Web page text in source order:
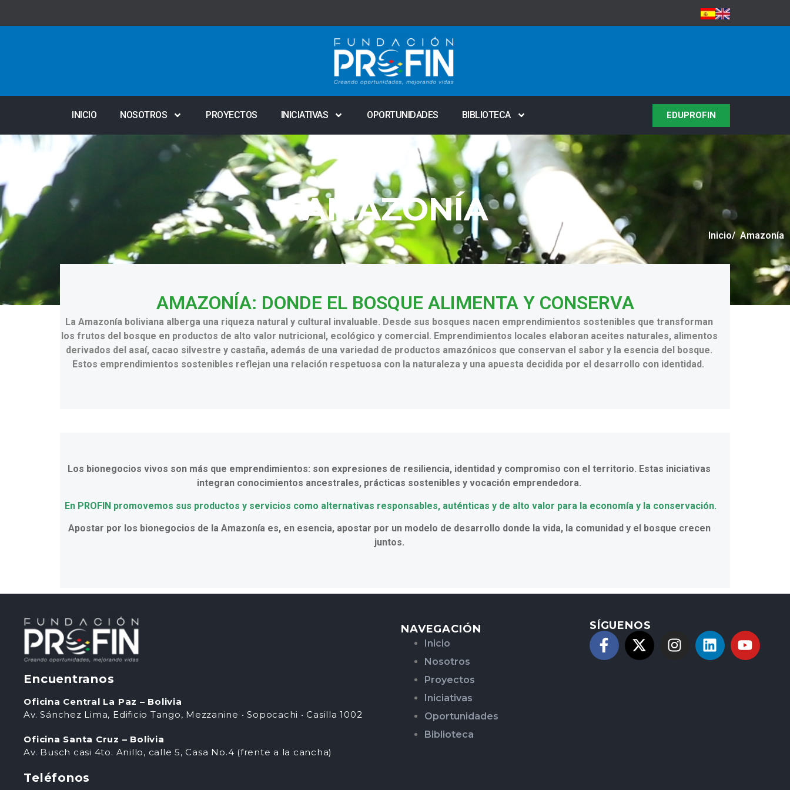
INICIO NOSOTROS PROYECTOS INICIATIVAS OPORTUNIDADES BIBLIOTECA EDUPROFIN
AMAZONÍA
/ Amazonía
Inicio
AMAZONÍA: DONDE EL BOSQUE ALIMENTA Y CONSERVA
La Amazonía boliviana alberga una riqueza natural y cultural invaluable. Desde sus bosques nacen emprendimientos sostenibles que transforman
los frutos del bosque en productos de alto valor nutricional, ecológico y comercial. Emprendimientos locales elaboran aceites naturales, alimentos
derivados del asaí, cacao silvestre y castaña, además de una variedad de productos amazónicos que conservan el sabor y la esencia del bosque.
Estos emprendimientos sostenibles reflejan una relación respetuosa con la naturaleza y una apuesta decidida por el desarrollo con identidad.
Los bionegocios vivos son más que emprendimientos: son expresiones de resiliencia, identidad y compromiso con el territorio. Estas iniciativas
integran conocimientos ancestrales, prácticas sostenibles y vocación emprendedora.
En PROFIN promovemos sus productos y servicios como alternativas responsables, auténticas y de alto valor para la economía y la conservación.
Apostar por los bionegocios de la Amazonía es, en esencia, apostar por un modelo de desarrollo donde la vida, la comunidad y el bosque crecen
juntos.
Encuentranos
Oficina Central La Paz – Bolivia
Av. Sánchez Lima, Edificio Tango, Mezzanine • Sopocachi • Casilla 1002
Oficina Santa Cruz – Bolivia
Av. Busch casi 4to. Anillo, calle 5, Casa No.4 (frente a la cancha)
Teléfonos
NAVEGACIÓN
Inicio
Nosotros
Proyectos
Iniciativas
Oportunidades
Biblioteca
SÍGUENOS